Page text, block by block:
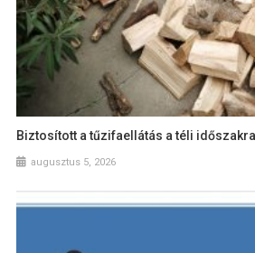
Biztosított a tűzifaellátás a téli időszakra
augusztus 5, 2026